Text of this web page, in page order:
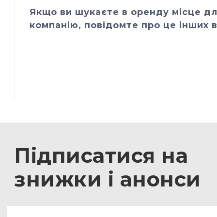
Якщо ви шукаєте в оренду місце
компанію, повідомте про це інших
Підписатися на
знижки і анонси